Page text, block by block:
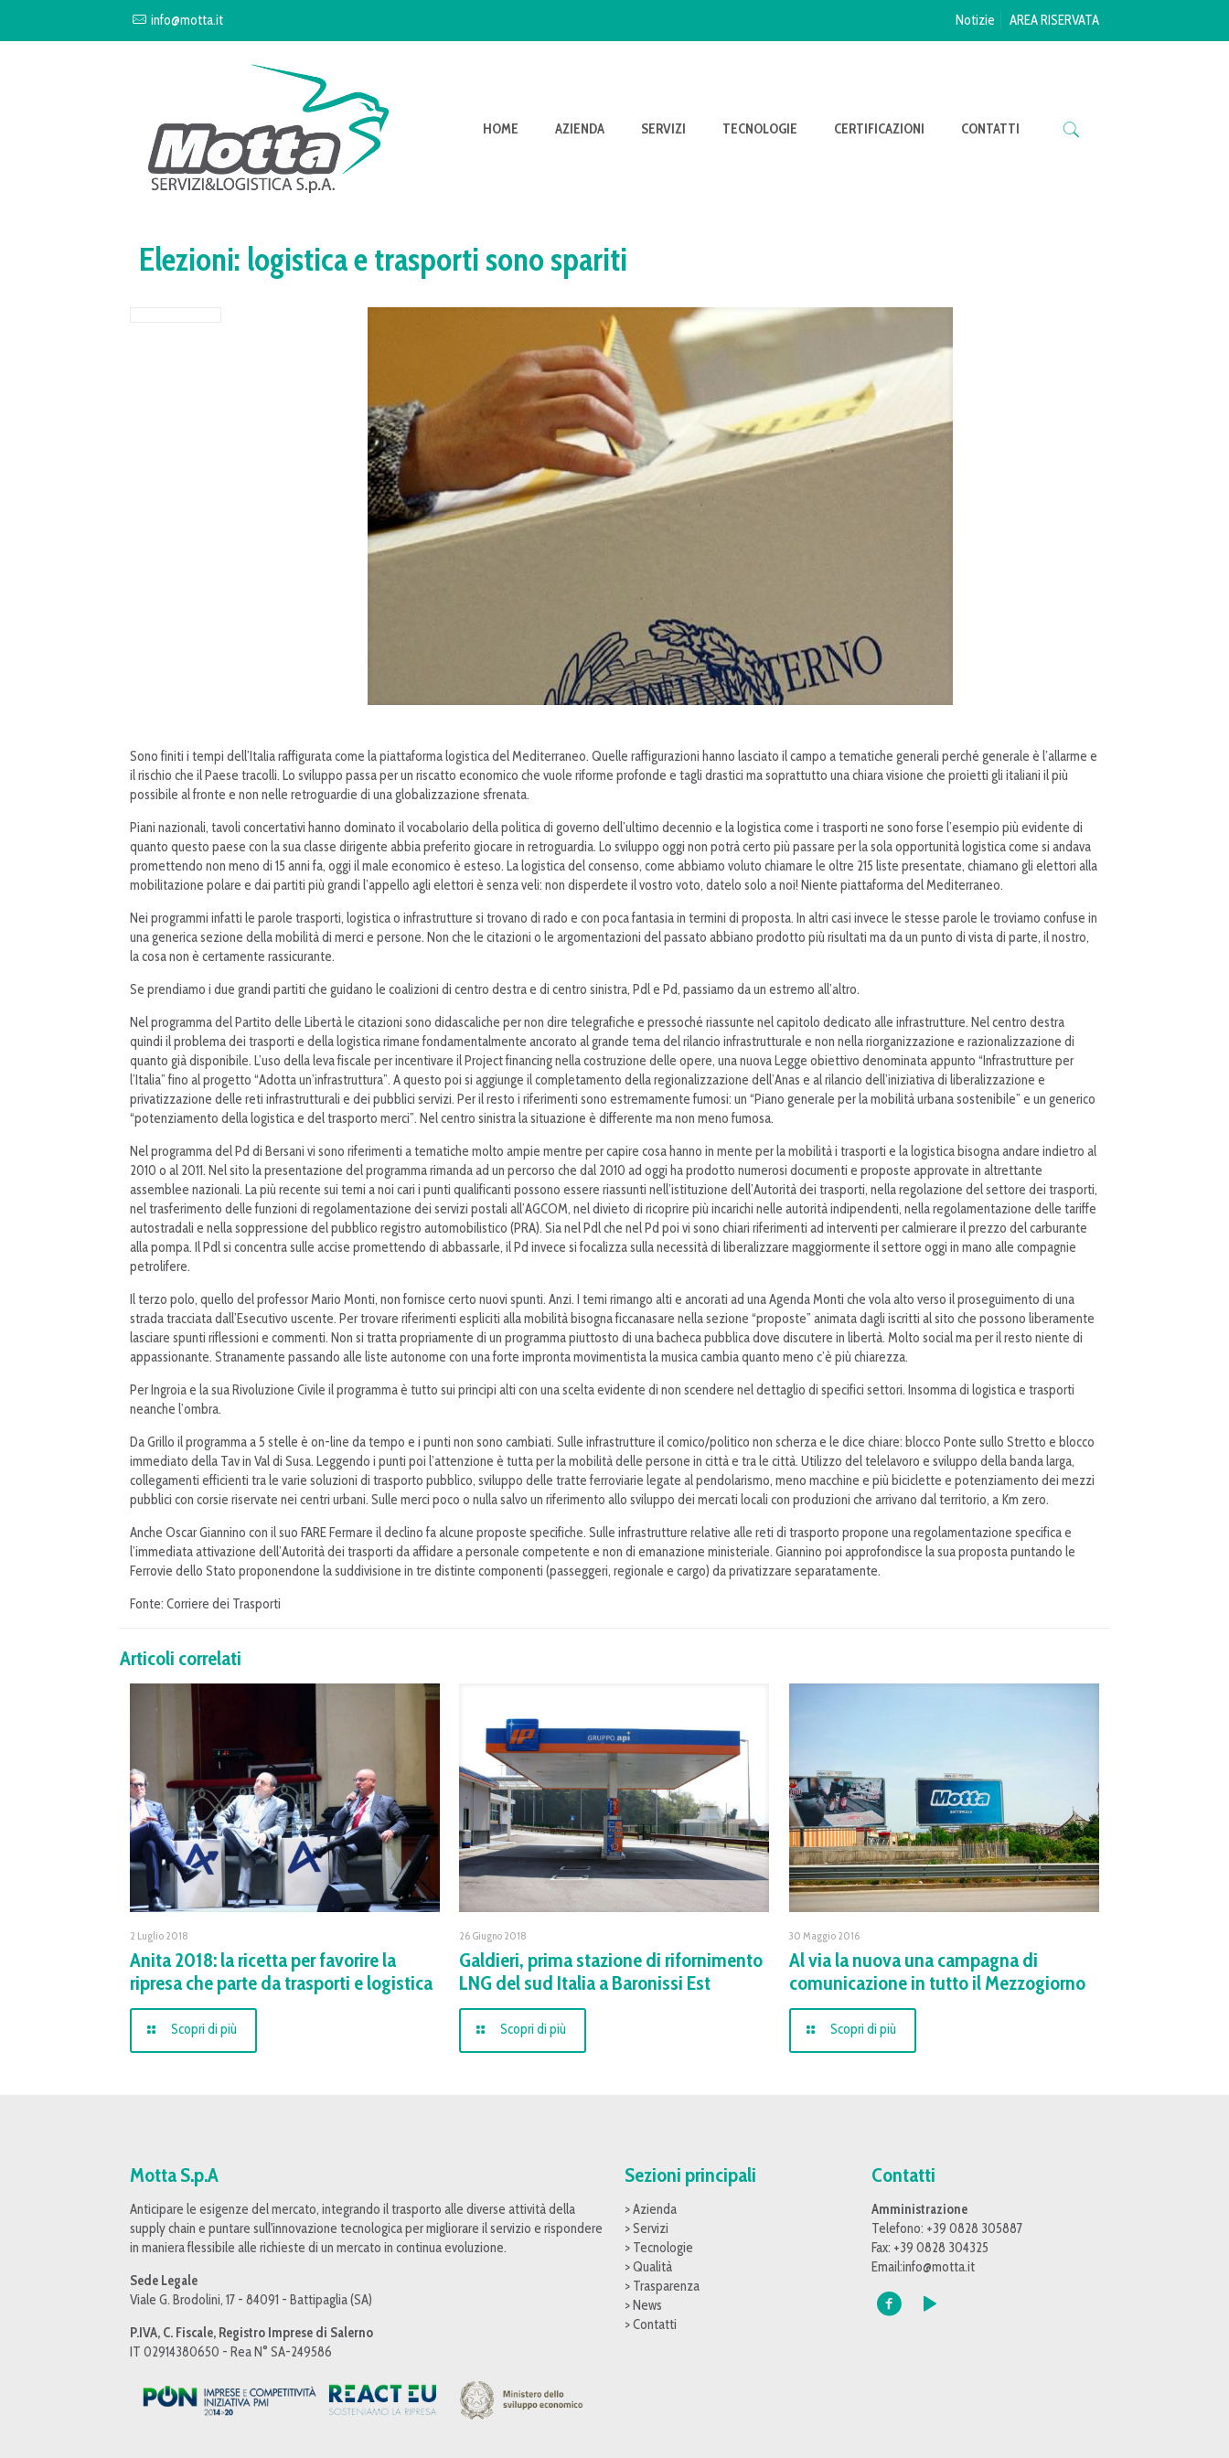
info@motta.it Notizie AREA RISERVATA
HOME AZIENDA SERVIZI TECNOLOGIE CERTIFICAZIONI CONTATTI
Elezioni: logistica e trasporti sono spariti
Sono finiti i tempi dell’Italia raffigurata come la piattaforma logistica del Mediterraneo. Quelle raffigurazioni hanno lasciato il campo a tematiche generali perché generale è l’allarme e
il rischio che il Paese tracolli. Lo sviluppo passa per un riscatto economico che vuole riforme profonde e tagli drastici ma soprattutto una chiara visione che proietti gli italiani il più
possibile al fronte e non nelle retroguardie di una globalizzazione sfrenata.
Piani nazionali, tavoli concertativi hanno dominato il vocabolario della politica di governo dell’ultimo decennio e la logistica come i trasporti ne sono forse l’esempio più evidente di
quanto questo paese con la sua classe dirigente abbia preferito giocare in retroguardia. Lo sviluppo oggi non potrà certo più passare per la sola opportunità logistica come si andava
promettendo non meno di 15 anni fa, oggi il male economico è esteso. La logistica del consenso, come abbiamo voluto chiamare le oltre 215 liste presentate, chiamano gli elettori alla
mobilitazione polare e dai partiti più grandi l’appello agli elettori è senza veli: non disperdete il vostro voto, datelo solo a noi! Niente piattaforma del Mediterraneo.
Nei programmi infatti le parole trasporti, logistica o infrastrutture si trovano di rado e con poca fantasia in termini di proposta. In altri casi invece le stesse parole le troviamo confuse in
una generica sezione della mobilità di merci e persone. Non che le citazioni o le argomentazioni del passato abbiano prodotto più risultati ma da un punto di vista di parte, il nostro,
la cosa non è certamente rassicurante.
Se prendiamo i due grandi partiti che guidano le coalizioni di centro destra e di centro sinistra, Pdl e Pd, passiamo da un estremo all’altro.
Nel programma del Partito delle Libertà le citazioni sono didascaliche per non dire telegrafiche e pressoché riassunte nel capitolo dedicato alle infrastrutture. Nel centro destra
quindi il problema dei trasporti e della logistica rimane fondamentalmente ancorato al grande tema del rilancio infrastrutturale e non nella riorganizzazione e razionalizzazione di
quanto già disponibile. L’uso della leva fiscale per incentivare il Project financing nella costruzione delle opere, una nuova Legge obiettivo denominata appunto “Infrastrutture per
l’Italia” fino al progetto “Adotta un’infrastruttura”. A questo poi si aggiunge il completamento della regionalizzazione dell’Anas e al rilancio dell’iniziativa di liberalizzazione e
privatizzazione delle reti infrastrutturali e dei pubblici servizi. Per il resto i riferimenti sono estremamente fumosi: un “Piano generale per la mobilità urbana sostenibile” e un generico
“potenziamento della logistica e del trasporto merci”. Nel centro sinistra la situazione è differente ma non meno fumosa.
Nel programma del Pd di Bersani vi sono riferimenti a tematiche molto ampie mentre per capire cosa hanno in mente per la mobilità i trasporti e la logistica bisogna andare indietro al
2010 o al 2011. Nel sito la presentazione del programma rimanda ad un percorso che dal 2010 ad oggi ha prodotto numerosi documenti e proposte approvate in altrettante
assemblee nazionali. La più recente sui temi a noi cari i punti qualificanti possono essere riassunti nell’istituzione dell’Autorità dei trasporti, nella regolazione del settore dei trasporti,
nel trasferimento delle funzioni di regolamentazione dei servizi postali all’AGCOM, nel divieto di ricoprire più incarichi nelle autorità indipendenti, nella regolamentazione delle tariffe
autostradali e nella soppressione del pubblico registro automobilistico (PRA). Sia nel Pdl che nel Pd poi vi sono chiari riferimenti ad interventi per calmierare il prezzo del carburante
alla pompa. Il Pdl si concentra sulle accise promettendo di abbassarle, il Pd invece si focalizza sulla necessità di liberalizzare maggiormente il settore oggi in mano alle compagnie
petrolifere.
Il terzo polo, quello del professor Mario Monti, non fornisce certo nuovi spunti. Anzi. I temi rimango alti e ancorati ad una Agenda Monti che vola alto verso il proseguimento di una
strada tracciata dall’Esecutivo uscente. Per trovare riferimenti espliciti alla mobilità bisogna ficcanasare nella sezione “proposte” animata dagli iscritti al sito che possono liberamente
lasciare spunti riflessioni e commenti. Non si tratta propriamente di un programma piuttosto di una bacheca pubblica dove discutere in libertà. Molto social ma per il resto niente di
appassionante. Stranamente passando alle liste autonome con una forte impronta movimentista la musica cambia quanto meno c’è più chiarezza.
Per Ingroia e la sua Rivoluzione Civile il programma è tutto sui principi alti con una scelta evidente di non scendere nel dettaglio di specifici settori. Insomma di logistica e trasporti
neanche l’ombra.
Da Grillo il programma a 5 stelle è on-line da tempo e i punti non sono cambiati. Sulle infrastrutture il comico/politico non scherza e le dice chiare: blocco Ponte sullo Stretto e blocco
immediato della Tav in Val di Susa. Leggendo i punti poi l’attenzione è tutta per la mobilità delle persone in città e tra le città. Utilizzo del telelavoro e sviluppo della banda larga,
collegamenti efficienti tra le varie soluzioni di trasporto pubblico, sviluppo delle tratte ferroviarie legate al pendolarismo, meno macchine e più biciclette e potenziamento dei mezzi
pubblici con corsie riservate nei centri urbani. Sulle merci poco o nulla salvo un riferimento allo sviluppo dei mercati locali con produzioni che arrivano dal territorio, a Km zero.
Anche Oscar Giannino con il suo FARE Fermare il declino fa alcune proposte specifiche. Sulle infrastrutture relative alle reti di trasporto propone una regolamentazione specifica e
l’immediata attivazione dell’Autorità dei trasporti da affidare a personale competente e non di emanazione ministeriale. Giannino poi approfondisce la sua proposta puntando le
Ferrovie dello Stato proponendone la suddivisione in tre distinte componenti (passeggeri, regionale e cargo) da privatizzare separatamente.
Fonte: Corriere dei Trasporti
Articoli correlati
2 Luglio 2018
Anita 2018: la ricetta per favorire la
ripresa che parte da trasporti e logistica
Scopri di più
26 Giugno 2018
Galdieri, prima stazione di rifornimento
LNG del sud Italia a Baronissi Est
Scopri di più
30 Maggio 2016
Al via la nuova una campagna di
comunicazione in tutto il Mezzogiorno
Scopri di più
Motta S.p.A
Anticipare le esigenze del mercato, integrando il trasporto alle diverse attività della
supply chain e puntare sull'innovazione tecnologica per migliorare il servizio e rispondere
in maniera flessibile alle richieste di un mercato in continua evoluzione.
Sede Legale
Viale G. Brodolini, 17 - 84091 - Battipaglia (SA)
P.IVA, C. Fiscale, Registro Imprese di Salerno
IT 02914380650 - Rea N° SA-249586
Sezioni principali
> Azienda
> Servizi
> Tecnologie
> Qualità
> Trasparenza
> News
> Contatti
Contatti
Amministrazione
Telefono: +39 0828 305887
Fax: +39 0828 304325
Email:info@motta.it